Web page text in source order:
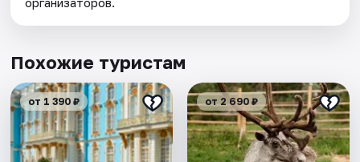
Похожие туристам
от 1 390 ₽ от 2 690 ₽